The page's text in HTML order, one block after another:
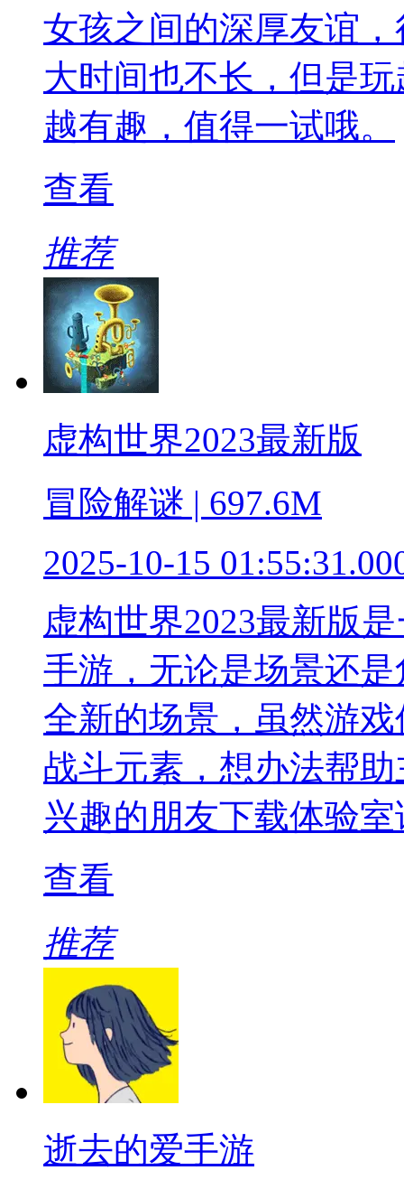
女孩之间的深厚友谊
大时间也不长，但是
越有趣，值得一试哦。
查看
推荐
虚构世界2023最新版
冒险解谜 | 697.6M
2025-10-15
虚构世界2023最新版
手游，无论是场景还
全新的场景，虽然游
战斗元素，想办法帮
兴趣的朋友下载体验
查看
推荐
逝去的爱手游